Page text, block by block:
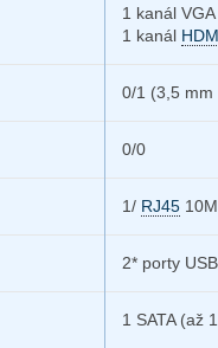
1 kanál VGA
1 kanál
0/1 (3,5 mm
0/0
1/ RJ45
2* porty
1 SATA (až